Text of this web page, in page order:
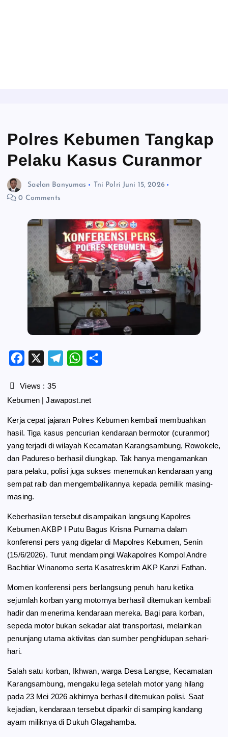
Polres Kebumen Tangkap
Pelaku Kasus Curanmor
Saelan Banyumas Tni Polri Juni 15, 2026
0 Comments
c
o
o
k
r
a
m
W
A
p
p
Views : 35
Kebumen | Jawapost.net
Kerja cepat jajaran Polres Kebumen kembali membuahkan
hasil. Tiga kasus pencurian kendaraan bermotor (curanmor)
yang terjadi di wilayah Kecamatan Karangsambung, Rowokele,
dan Padureso berhasil diungkap. Tak hanya mengamankan
para pelaku, polisi juga sukses menemukan kendaraan yang
sempat raib dan mengembalikannya kepada pemilik masing-
masing.
Keberhasilan tersebut disampaikan langsung Kapolres
Kebumen AKBP I Putu Bagus Krisna Purnama dalam
konferensi pers yang digelar di Mapolres Kebumen, Senin
(15/6/2026). Turut mendampingi Wakapolres Kompol Andre
Bachtiar Winanomo serta Kasatreskrim AKP Kanzi Fathan.
Momen konferensi pers berlangsung penuh haru ketika
sejumlah korban yang motornya berhasil ditemukan kembali
hadir dan menerima kendaraan mereka. Bagi para korban,
sepeda motor bukan sekadar alat transportasi, melainkan
penunjang utama aktivitas dan sumber penghidupan sehari-
hari.
Salah satu korban, Ikhwan, warga Desa Langse, Kecamatan
Karangsambung, mengaku lega setelah motor yang hilang
pada 23 Mei 2026 akhirnya berhasil ditemukan polisi. Saat
kejadian, kendaraan tersebut diparkir di samping kandang
ayam miliknya di Dukuh Glagahamba.